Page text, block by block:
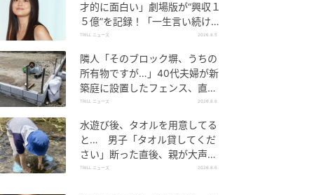
才的に面白い」劇場版が“興収１
５億”を記録！「一生言い続け
る」放送後も続く“切望の声”
TRILL ニュース 2026.8.5
隣人「そのブロック塀、うちの
所有物ですが…」40代夫婦が新
築庭に設置したフェンス、直後
に迫られた"顛末"
TRILL ニュース 2026.8.6
水遊び後、タオルを用意してる
と… 男子「タオル貸してくだ
さい」断った直後、親が大声で
放った一言に絶句
TRILL ニュース 2026.8.6